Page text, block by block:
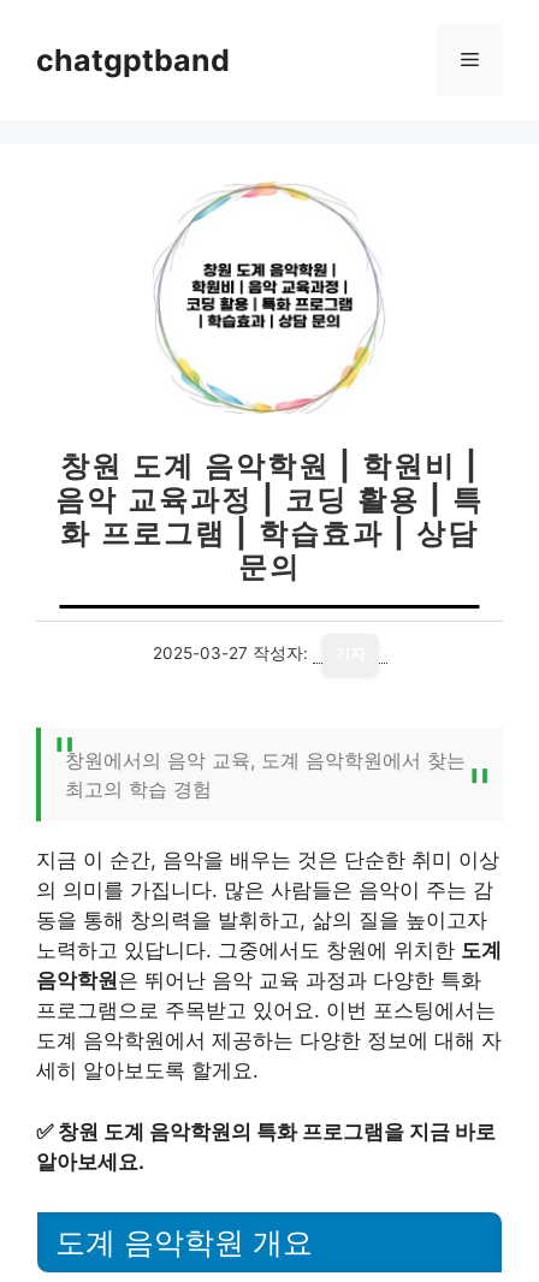
chatgptband 메
창원 도계 음악학원 | 학원비 |
음악 교육과정 | 코딩 활용 | 특
화 프로그램 | 학습효과 | 상담
문의
2025-03-27 작성자:
창원에서의 음악 교육, 도계 음악학원에서 찾는
최고의 학습 경험
지금 이 순간, 음악을 배우는 것은 단순한 취미 이상
의 의미를 가집니다. 많은 사람들은 음악이 주는 감
동을 통해 창의력을 발휘하고, 삶의 질을 높이고자
노력하고 있답니다. 그중에서도 창원에 위치한 도계
음악학원은 뛰어난 음악 교육 과정과 다양한 특화
프로그램으로 주목받고 있어요. 이번 포스팅에서는
도계 음악학원에서 제공하는 다양한 정보에 대해 자
세히 알아보도록 할게요.
✅ 창원 도계 음악학원의 특화 프로그램을 지금 바로
알아보세요.
도계 음악학원 개요